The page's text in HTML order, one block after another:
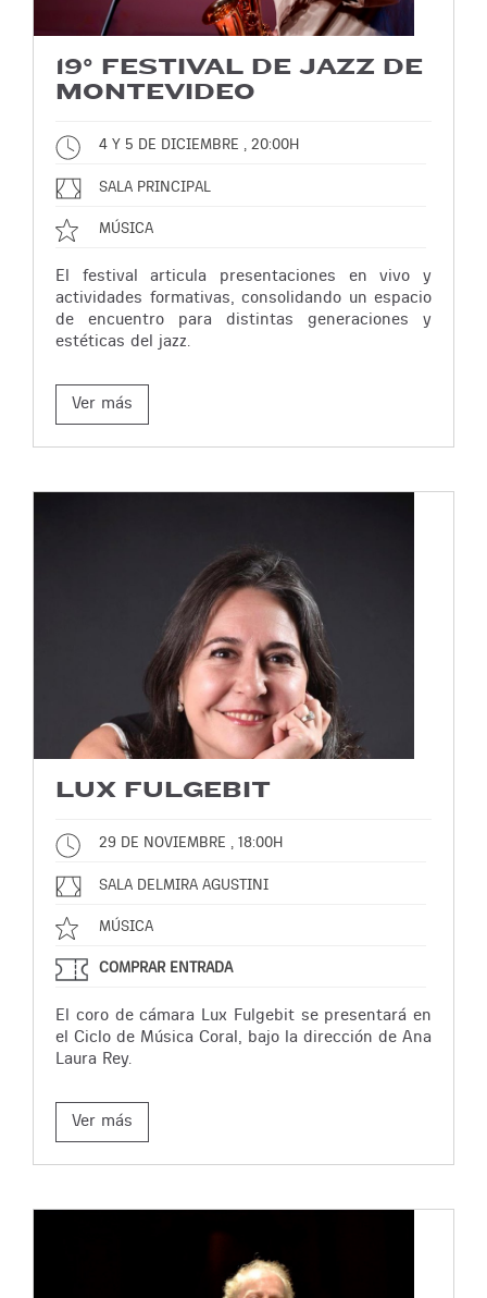
19° FESTIVAL DE JAZZ DE
MONTEVIDEO
4 Y 5 DE DICIEMBRE , 20:00H
SALA PRINCIPAL
MÚSICA
El festival articula presentaciones en vivo y
actividades formativas, consolidando un espacio
de encuentro para distintas generaciones y
estéticas del jazz.
Ver más
LUX FULGEBIT
29 DE NOVIEMBRE , 18:00H
SALA DELMIRA AGUSTINI
MÚSICA
COMPRAR ENTRADA
El coro de cámara Lux Fulgebit se presentará en
el Ciclo de Música Coral, bajo la dirección de Ana
Laura Rey.
Ver más